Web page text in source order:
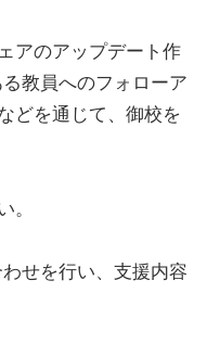
アのアップデート作
教員へのフォローア
どを通じて、御校を
。
せを行い、支援内容